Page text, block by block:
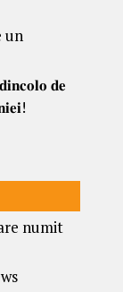
un
𝐝𝐞
numit